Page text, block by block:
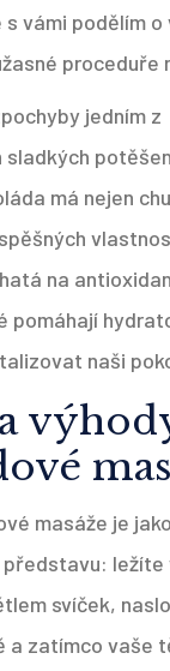
vámi podělím o
proceduře
jedním z
sladkých
má nejen
na
pomáhají
naši
masáže je
ležíte
svíček,
a zatímco vaše